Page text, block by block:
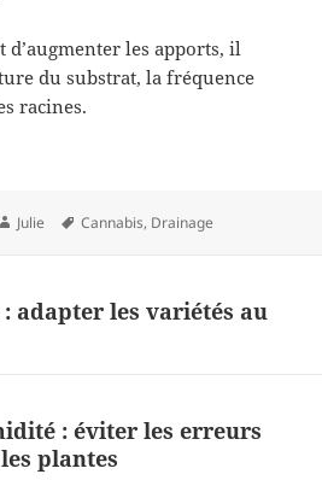
d’augmenter les apports, il
du substrat, la fréquence
racines.
Author
Julie Tags
Cannabis, Drainage
adapter les variétés au
: éviter les erreurs
plantes